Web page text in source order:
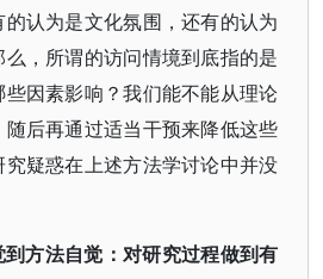
认为是文化氛围，还有的认为
，所谓的访问情境到底指的是
因素影响？我们能不能从理论
后再通过适当干预来降低这些
疑惑在上述方法学讨论中并没
到方法自觉：对研究过程做到有